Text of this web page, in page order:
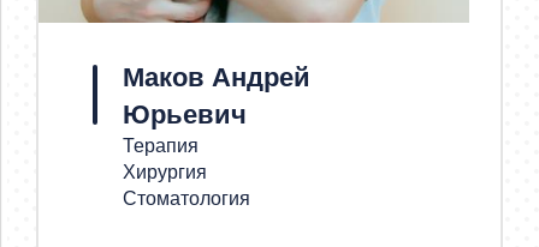
Маков Андрей
Юрьевич
Терапия
Хирургия
Стоматология